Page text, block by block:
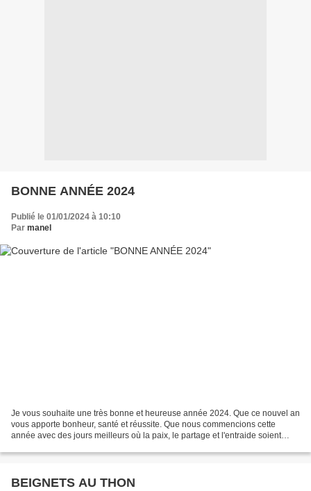
BONNE ANNÉE 2024
Publié le 01/01/2024 à 10:10
Par manel
Je vous souhaite une très bonne et heureuse année 2024. Que ce nouvel an
vous apporte bonheur, santé et réussite. Que nous commencions cette
année avec des jours meilleurs où la paix, le partage et l'entraide soient
BEIGNETS AU THON